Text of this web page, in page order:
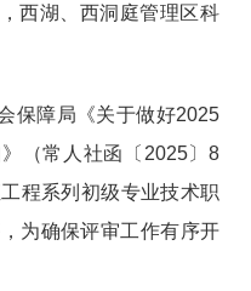
西湖、西洞庭管理区科
保障局《关于做好2025
（常人社函〔2025〕8
程系列初级专业技术职
为确保评审工作有序开